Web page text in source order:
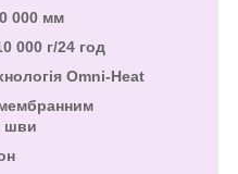
000 мм
000 г/24 год
Omni-Heat
шви